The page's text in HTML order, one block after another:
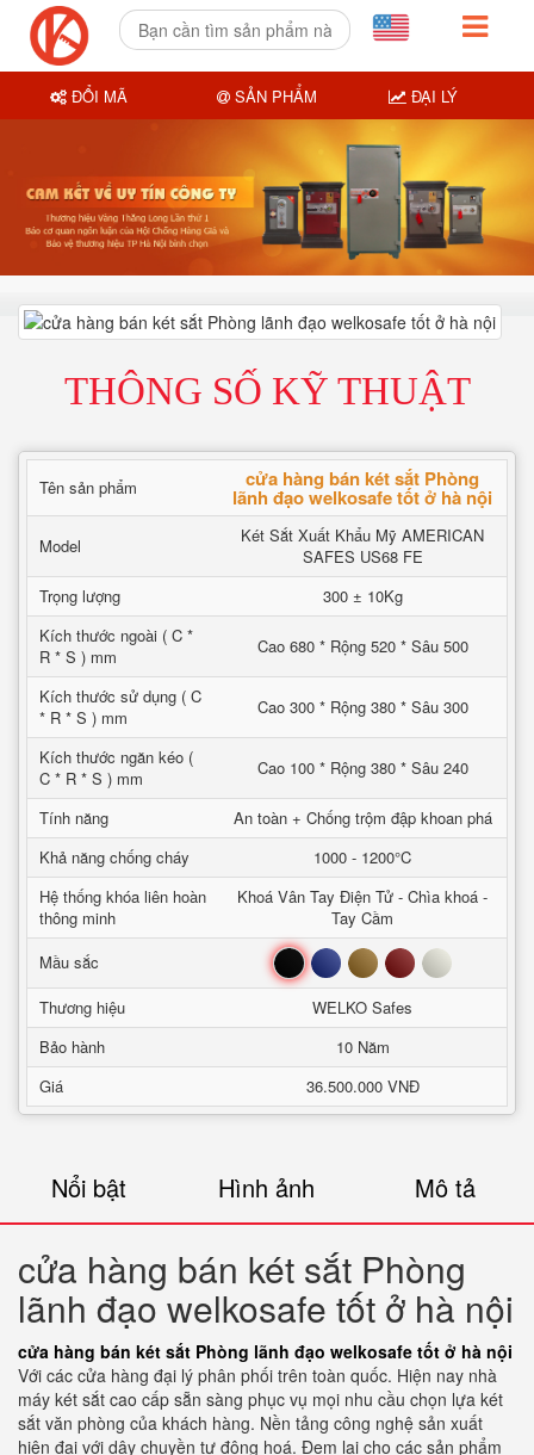
THÔNG SỐ KỸ THUẬT
Tên sản phẩm cửa hàng bán két sắt Phòng
lãnh đạo welkosafe tốt ở hà nội
Model
Két Sắt Xuất Khẩu Mỹ AMERICAN
SAFES US68 FE
Trọng lượng
300 ± 10Kg
Kích thước ngoài ( C *
R * S ) mm
Cao 680 * Rộng 520 * Sâu 500
Kích thước sử dụng ( C
* R * S ) mm
Cao 300 * Rộng 380 * Sâu 300
Kích thước ngăn kéo (
C * R * S ) mm
Cao 100 * Rộng 380 * Sâu 240
Tính năng
An toàn + Chống trộm đập khoan phá
Khả năng chống cháy
1000 - 1200°C
Hệ thống khóa liên hoàn
thông minh
Khoá Vân Tay Điện Tử - Chìa khoá -
Tay Cầm
Mầu sắc
Đen Xanh Nâu Đỏ Trắng
Thương hiệu
WELKO Safes
Bảo hành
10 Năm
Giá
36.500.000 VNĐ
Nổi bật Hình ảnh Mô tả
cửa hàng bán két sắt Phòng
lãnh đạo welkosafe tốt ở hà nội
cửa hàng bán két sắt Phòng lãnh đạo welkosafe tốt ở hà nội
Với các cửa hàng đại lý phân phối trên toàn quốc. Hiện nay nhà
máy két sắt cao cấp sẵn sàng phục vụ mọi nhu cầu chọn lựa két
sắt văn phòng của khách hàng. Nền tảng công nghệ sản xuất
hiện đại với dây chuyền tự động hoá. Đem lại cho các sản phẩm
ĐỔI MÃ SẢN PHẨM ĐẠI LÝ